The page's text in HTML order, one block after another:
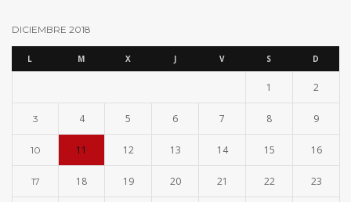
DICIEMBRE 2018
L M X J V S D
1 2
3 4 5 6 7 8 9
10 11 12 13 14 15 16
17 18 19 20 21 22 23